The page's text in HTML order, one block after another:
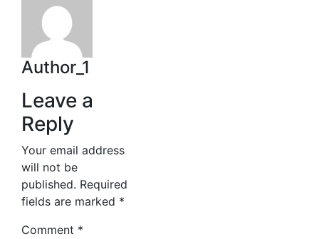
Author_1
Leave a
Reply
Your email address
will not be
published. Required
fields are marked *
Comment *